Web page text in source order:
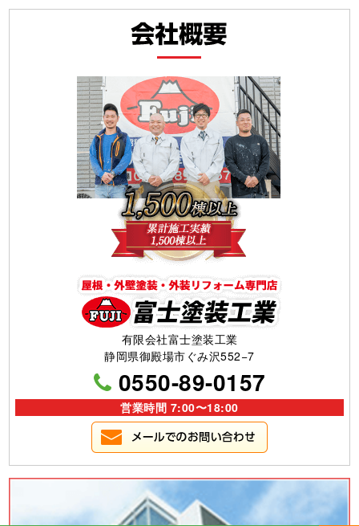
有限会社富士塗装工業
静岡県御殿場市ぐみ沢552−7
0550-89-0157
営業時間 7:00〜18:00